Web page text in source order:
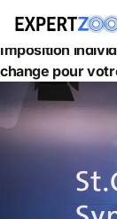
Actualités
Imposition
change pour